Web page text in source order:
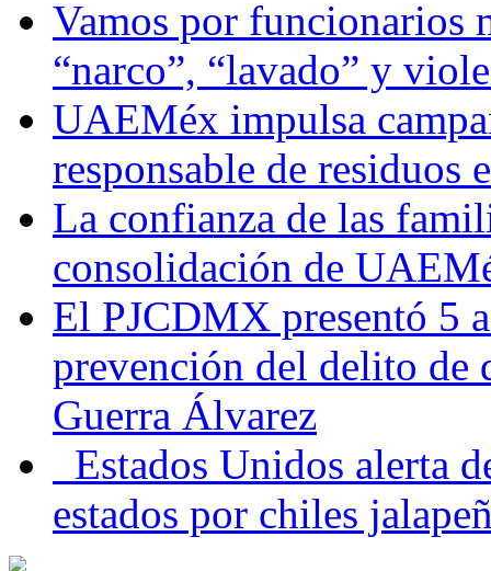
Vamos por funcionarios
“narco”, “lavado” y
UAEMéx impulsa
responsable de residuos
La confianza de las
consolidación de
El PJCDMX presentó 5
prevención del delito de
Guerra Álvarez
Estados Unidos alerta
estados por chiles